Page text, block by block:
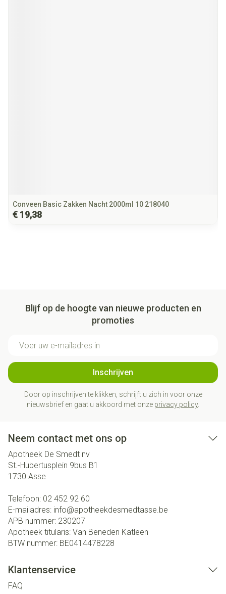
Conveen Basic Zakken Nacht 2000ml 10 218040
€ 19,38
Blijf op de hoogte van nieuwe producten en
promoties
Inschrijven
Door op inschrijven te klikken, schrijft u zich in voor onze
nieuwsbrief en gaat u akkoord met onze privacy policy.
Neem contact met ons op
Apotheek De Smedt nv
St.-Hubertusplein 9bus B1
1730 Asse
Telefoon: 02 452 92 60
E-mailadres: info@apotheekdesmedtasse.be
APB nummer: 230207
Apotheek titularis: Van Beneden Katleen
BTW nummer: BE0414478228
Klantenservice
FAQ